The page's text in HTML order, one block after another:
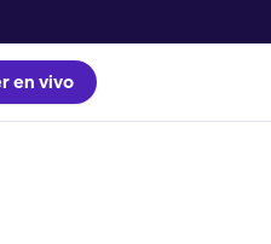
en vivo